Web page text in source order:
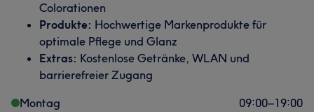
Colorationen
Produkte: Hochwertige Markenprodukte für
optimale Pflege und Glanz
Extras: Kostenlose Getränke, WLAN und
barrierefreier Zugang
Montag
09:00–19:00